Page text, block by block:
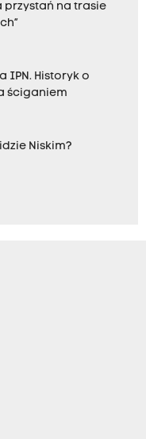
przystań na trasie
IPN. Historyk o
ściganiem
Niskim?